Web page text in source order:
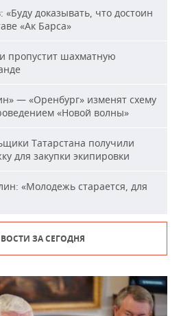
«Буду доказывать, что достоин
«Ак Барса»
пропустит шахматную
— «Оренбург» изменят схему
«Новой волны»
Татарстана получили
для закупки экипировки
«Молодежь старается, для
ЗА СЕГОДНЯ